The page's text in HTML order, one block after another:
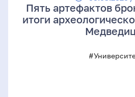
Пять артефактов
итоги